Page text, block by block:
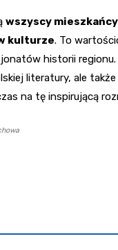
wszyscy
kulturze. To
historii
literatury, ale
na tę inspirującą